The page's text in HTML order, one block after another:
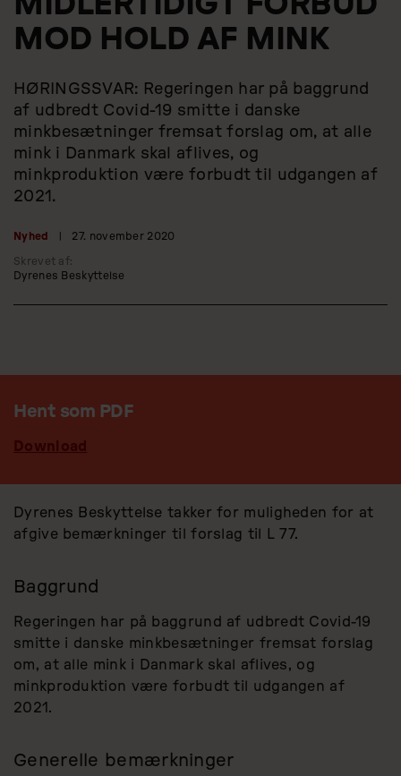
MOD HOLD AF MINK
HØRINGSSVAR: Regeringen har på baggrund
af udbredt Covid-19 smitte i danske
minkbesætninger fremsat forslag om, at alle
mink i Danmark skal aflives, og
minkproduktion være forbudt til udgangen af
2021.
Nyhed 27. november 2020
Skrevet af:
Dyrenes Beskyttelse
Hent som PDF
Download
Dyrenes Beskyttelse takker for muligheden for at
afgive bemærkninger til forslag til L 77.
Baggrund
Regeringen har på baggrund af udbredt Covid-19
smitte i danske minkbesætninger fremsat forslag
om, at alle mink i Danmark skal aflives, og
minkproduktion være forbudt til udgangen af
2021.
Generelle bemærkninger